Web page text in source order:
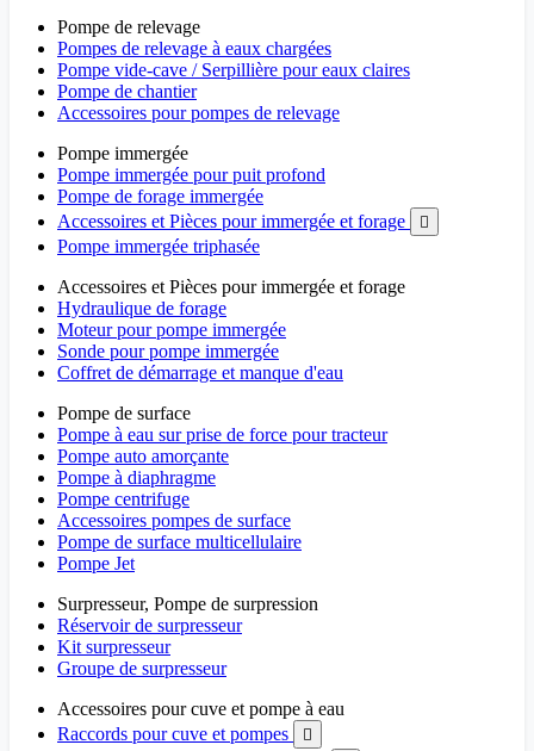
Pompe de relevage
Pompes de relevage à eaux chargées
Pompe vide-cave / Serpillière pour eaux claires
Pompe de chantier
Accessoires pour pompes de relevage
Pompe immergée
Pompe immergée pour puit profond
Pompe de forage immergée
Accessoires et Pièces pour immergée et forage

Pompe immergée triphasée
Accessoires et Pièces pour immergée et forage
Hydraulique de forage
Moteur pour pompe immergée
Sonde pour pompe immergée
Coffret de démarrage et manque d'eau
Pompe de surface
Pompe à eau sur prise de force pour tracteur
Pompe auto amorçante
Pompe à diaphragme
Pompe centrifuge
Accessoires pompes de surface
Pompe de surface multicellulaire
Pompe Jet
Surpresseur, Pompe de surpression
Réservoir de surpresseur
Kit surpresseur
Groupe de surpresseur
Accessoires pour cuve et pompe à eau
Raccords pour cuve et pompes
